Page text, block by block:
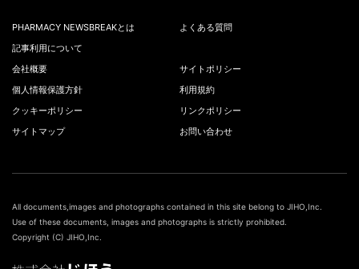
PHARMACY NEWSBREAKとは
よくある質問
記事利用について
会社概要
サイトポリシー
個人情報保護方針
利用規約
クッキーポリシー
リンクポリシー
サイトマップ
お問い合わせ
All documents,images and photographs contained in this site belong to JIHO,Inc.
Use of these documents, images and photographs is strictly prohibited.
Copyright (C) JIHO,Inc.